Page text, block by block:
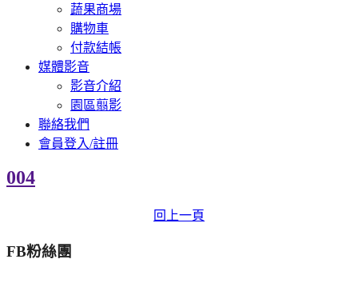
蔬果商場
購物車
付款結帳
媒體影音
影音介紹
園區翦影
聯絡我們
會員登入/註冊
004
回上一頁
FB粉絲團